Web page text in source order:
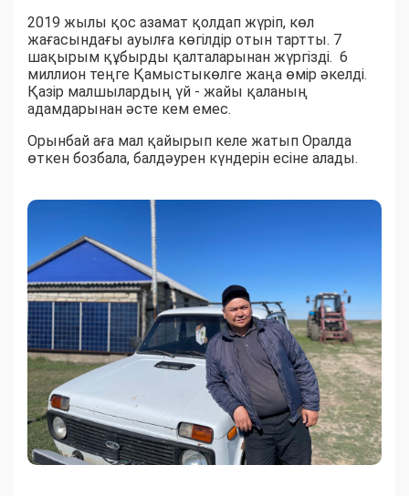
2019 жылы қос азамат қолдап жүріп, көл
жағасындағы ауылға көгілдір отын тартты. 7
шақырым құбырды қалталарынан жүргізді. 6
миллион теңге Қамыстыкөлге жаңа өмір әкелді.
Қазір малшылардың үй - жайы қаланың
адамдарынан әсте кем емес.
Орынбай аға мал қайырып келе жатып Оралда
өткен бозбала, балдәурен күндерін есіне алады.